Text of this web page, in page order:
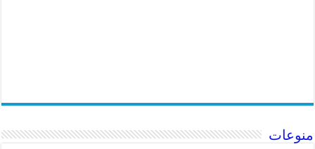
منوعات